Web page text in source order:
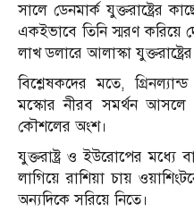
সালে ডেনমার্ক যুক্তরাষ্ট্রের
একইভাবে তিনি স্মরণ করিয়ে
লাখ ডলারে আলাস্কা
বিশ্লেষকদের মতে,
মস্কোর নীরব সমর্থন আসলে
কৌশলের অংশ।
যুক্তরাষ্ট্র ও ইউরোপের মধ্যে
লাগিয়ে রাশিয়া চায়
অন্যদিকে সরিয়ে নিতে।